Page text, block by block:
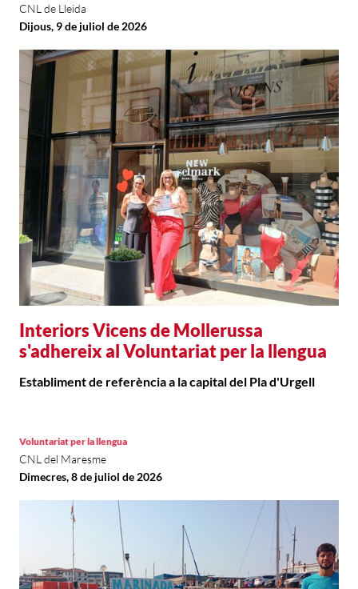
Interiors Vicens de Mollerussa
s'adhereix al Voluntariat per la llengua
CNL de Lleida
Dijous, 9 de juliol de 2026
Establiment de referència a la capital del Pla d'Urgell
Voluntariat per la llengua
CNL del Maresme
Dimecres, 8 de juliol de 2026